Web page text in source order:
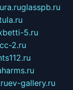
glasspb.ru
5.ru
2.ru
ev-gallery.ru